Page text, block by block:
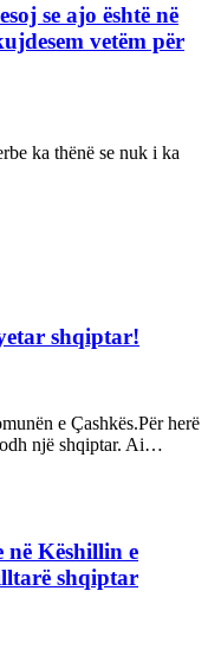
se ajo është në
vetëm për
ka thënë se nuk i ka
shqiptar!
e Çashkës.Për herë
një shqiptar. Ai…
Këshillin e
shqiptar